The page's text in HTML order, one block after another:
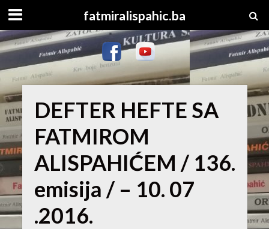
fatmiralispahic.ba
DEFTER HEFTE SA
FATMIROM
ALISPAHIĆEM / 136.
emisija / – 10. 07
.2016.